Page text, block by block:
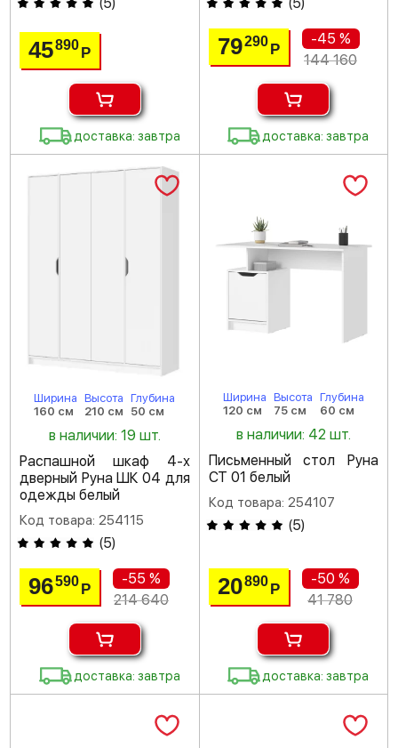
45890Р
доставка: завтра
79290 Р
-45 %
144 160
доставка: завтра
Ширина
160 см
Высота
210 см
Глубина
50 см
в наличии: 19 шт.
Распашной шкаф 4-х
дверный Руна ШК 04 для
одежды белый
Код товара: 254115
(5)
96590 Р
-55 %
214 640
доставка: завтра
Ширина
120 см
Высота
75 см
Глубина
60 см
в наличии: 42 шт.
Письменный стол Руна
СТ 01 белый
Код товара: 254107
(5)
20890 Р
-50 %
41 780
доставка: завтра